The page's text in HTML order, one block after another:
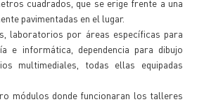
cuadrados, que se erige frente a una
pavimentadas en el lugar.
laboratorios por áreas específicas para
e informática, dependencia para dibujo
multimediales, todas ellas equipadas
módulos donde funcionaran los talleres